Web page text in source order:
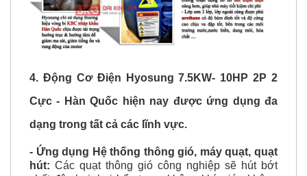
4. Động Cơ Điện Hyosung 7.5KW- 10HP 2P 2
Cực - Hàn Quốc hiện nay được ứng dụng đa
dạng trong tất cả các lĩnh vực.
- Ứng dụng Hệ thống thông gió, máy quạt, quạt